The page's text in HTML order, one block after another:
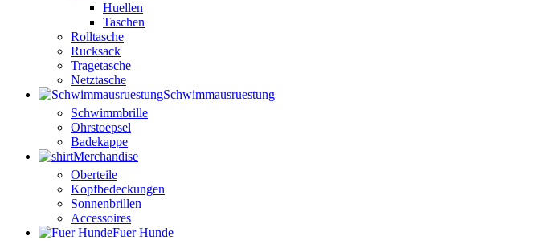
Huellen
Taschen
Rolltasche
Rucksack
Tragetasche
Netztasche
Schwimmausruestung
Schwimmbrille
Ohrstoepsel
Badekappe
Merchandise
Oberteile
Kopfbedeckungen
Sonnenbrillen
Accessoires
Fuer Hunde